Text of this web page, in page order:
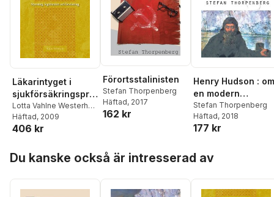
Läkarintyget i
sjukförsäkringspro
cessen : styrning,
legitimitet och
bevisning
Lotta Vahlne Westerhäll
Stefan Thorpenberg
Magnus Jonasson
Häftad, 2009
406 kr
Förortsstalinisten
Stefan Thorpenberg
Häftad, 2017
162 kr
Henry Hudson : om
en modern
forskares
misslyckade
upptäcktsfärd
Stefan Thorpenberg
Häftad, 2018
177 kr
Du kanske också är intresserad av